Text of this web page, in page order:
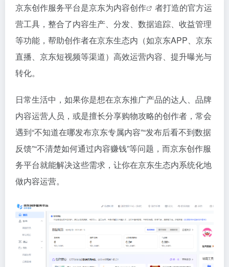
京东创作服务平台是京东为内容创作
者打造的官方运
营工具，整合了内容生产、分发、数据追踪、收益管理
等功能，帮助创作者在京东生态内（如京东APP、京东
直播、京东短视频等渠道）高效运营内容、提升曝光与
转化。
日常生活中，如果你是想在京东推广产品的达人、品牌
内容运营人员，或是擅长分享购物攻略的创作者，常会
遇到“不知道在哪发布京东专属内容”“发布后看不到数据
反馈”“不清楚如何通过内容赚钱”等问题，而京东创作服
务平台就能解决这些需求，让你在京东生态内系统化地
做内容运营。